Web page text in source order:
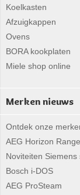
Koelkasten
Afzuigkappen
Ovens
BORA kookplaten
Miele shop online
Merken nieuws
Ontdek onze
AEG Horizon Range
Noviteiten Siemens
Bosch i-DOS
AEG ProSteam